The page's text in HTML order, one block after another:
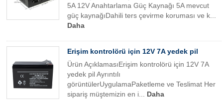
5A 12V Anahtarlama Güç Kaynağı 5A mevcut
güç kaynağıDahili ters çevirme koruması ve k...
Daha
Erişim kontrolörü için 12V 7A yedek pil
Ürün AçıklamasıErişim kontrolörü için 12V 7A
yedek pil Ayrıntılı
görüntülerUygulamaPaketleme ve Teslimat Her
sipariş müştemizin en i... Daha